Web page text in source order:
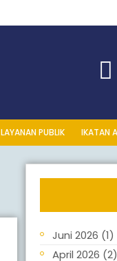
LAYANAN PUBLIK IKATAN
Juni 2026 (1)
April 2026 (2)